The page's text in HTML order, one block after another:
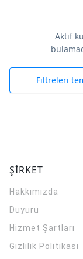
Aktif
Filtreleri
ŞİRKET
Hakkımızda
Duyuru
Hizmet Şartları
Gizlilik Politikası